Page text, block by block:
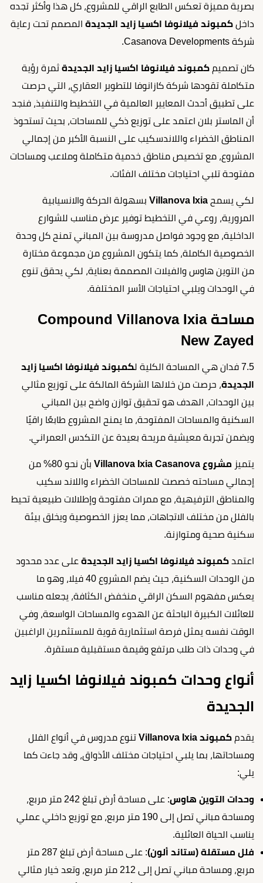
بصرية مميزة تعكس الطابع الراقي للمشروع، كل هذا وأكثر تجده
داخل كمبوند فيلانوفا اكسيا زايد الجديدة المصمم تحت رعاية
شركة Casanova Developments.
كان تصميم كمبوند فيلانوفا اكسيا زايد الجديدة ثمرة رؤية
متكاملة تقودها شركة كازانوفا للتطوير العقاري، التي حرصت
على تطبيق أحدث المعايير العالمية في التخطيط والتنفيذ، فنجد
أن الماستر بلان اعتمد على توزيع ذكي للمساحات، بحيث تستحوذ
المناطق الخضراء واللاندسكيب على النسبة الأكبر من إجمالي
المشروع، مع تخصيص مناطق خدمية متكاملة وملاعب ومساحات
مفتوحة تلبي احتياجات مختلف الفئات.
لكي يسمح Villanova Ixia بسهولة الحركة والانسيابية
المرورية، روعي في التخطيط توفير عرض مناسب للشوارع
الداخلية، مع وجود فواصل مدروسة بين المباني تمنح كل وحدة
الخصوصية الكاملة، كما يتكون المشروع من مجموعة مختارة
من التوين هاوس والفيلات المصممة بعناية، لكي يحقق تنوع
في الوحدات ويلبي احتياجات الأسر المختلفة.
مساحة Compound Villanova Ixia
New Zayed
7.5 فدان هي المساحة الكلية ل
كمبوند فيلانوفا اكسيا زايد
الجديدة، حرصت من خلالها الشركة المالكة على توزيع مثالي
بين الوحدات، الهدف هو تحقيق توازن واضح بين المباني
السكنية والمساحات المفتوحة، ما يمنح المشروع طابعًا راقيًا
ويضمن تجربة معيشية مريحة بعيدة عن التكدس العمراني.
يتميز مشروع Villanova Ixia Casanova
بأن نحو 80% من
إجمالي مساحته خصصت للمساحات الخضراء واللاند سكيب
والمناطق الترفيهية، مع ممرات مفتوحة وإطلالات طبيعية تحيط
بالفلل من مختلف الاتجاهات، مما يعزز الخصوصية ويخلق بيئة
سكنية صحية ومتوازنة.
اعتمد كمبوند فيلانوفا اكسيا زايد الجديدة على عدد محدود
من الوحدات السكنية، حيث يضم المشروع 40 فيلا، وهو ما
يعكس مفهوم السكن الراقي منخفض الكثافة، يجعله مناسب
للعائلات الكبيرة الباحثة عن الهدوء والمساحات الواسعة، وفي
الوقت نفسه يمثل فرصة استثمارية قوية للمستثمرين الراغبين
في وحدات ذات طلب مرتفع وقيمة مستقبلية مستقرة.
أنواع وحدات كمبوند فيلانوفا اكسيا زايد
الجديدة
يقدم كمبوند Villanova Ixia
تنوع مدروس في أنواع الفلل
ومساحاتها، بما يلبي احتياجات مختلف الأذواق، وقد جاءت كما
يلي:
وحدات التوين هاوس
: على مساحة أرض تبلغ 242 متر مربع،
ومساحة مباني تصل إلى 190 متر مربع، مع توزيع داخلي عملي
يناسب الحياة العائلية.
فلل مستقلة (ستاند ألون)
: على مساحة أرض تبلغ 287 متر
مربع، ومساحة مباني تصل إلى 212 متر مربع، وتعد خيار مثالي